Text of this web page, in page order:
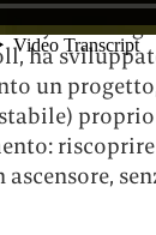
Royal
ha
un